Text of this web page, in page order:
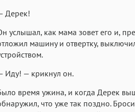
Дерек!
услышал, как мама зовет его и,
машину и отвертку,
Иду! — крикнул он.
время ужина, и когда Дерек
что уже так поздно.